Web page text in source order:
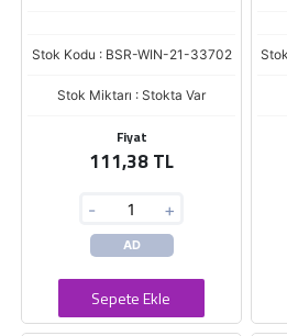
Stok Kodu : BSR-WIN-21-33702
Stok Miktarı : Stokta Var
Fiyat
111,38 TL
- +
AD
Sepete Ekle